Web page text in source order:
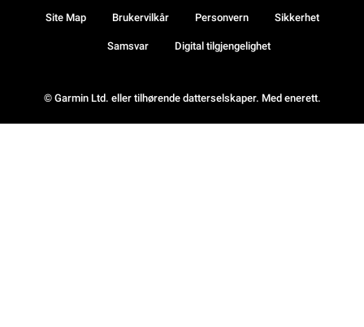
© Garmin Ltd. eller tilhørende datterselskaper. Med enerett.
Site Map Brukervilkår Personvern Sikkerhet
Samsvar Digital tilgjengelighet